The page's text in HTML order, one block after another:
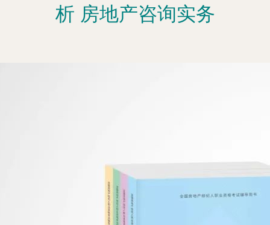
析 房地产咨询实务